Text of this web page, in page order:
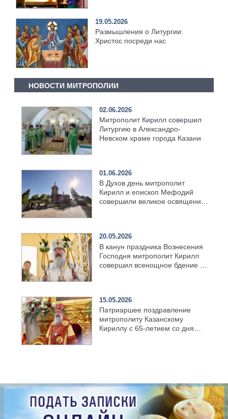
19.05.2026
Размышления о Литургии:
Христос посреди нас
НОВОСТИ МИТРОПОЛИИ
02.06.2026
Митрополит Кирилл совершил
Литургию в Александро-
Невском храме города Казани
01.06.2026
В Духов день митрополит
Кирилл и епископ Мефодий
совершили великое освящение
20.05.2026
В канун праздника Вознесения
Господня митрополит Кирилл
совершил всенощное бдение в
15.05.2026
Патриаршее поздравление
митрополиту Казанскому
Кириллу с 65-летием со дня